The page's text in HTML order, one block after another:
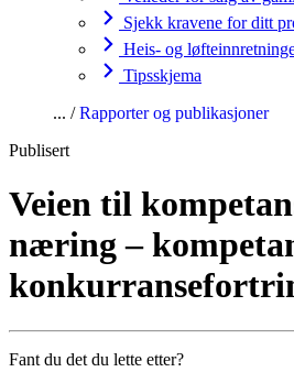
Sjekk kravene for ditt
Heis- og
Tipsskjema
Rapporter og publikasjoner
Publisert
Veien til
næring –
Fant du det du lette etter?